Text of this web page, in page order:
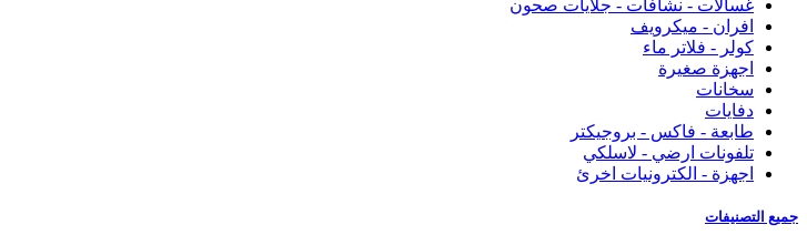
غسالات - نشافات - جلايات صحون
افران - ميكرويف
كولر - فلاتر ماء
اجهزة صغيرة
سخانات
دفايات
طابعة - فاكس - بروجيكتر
تلفونات ارضي - لاسلكي
اجهزة - الكترونيات اخرئ
جميع التصنيفات